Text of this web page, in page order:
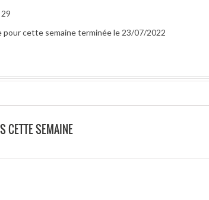
cette semaine terminée le 23/07/2022
CETTE SEMAINE